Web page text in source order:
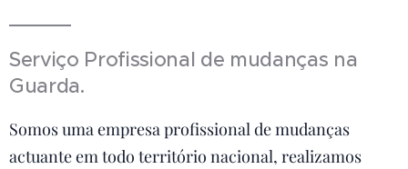
Serviço Profissional de mudanças na
Guarda.
Somos uma empresa profissional de mudanças
actuante em todo território nacional, realizamos